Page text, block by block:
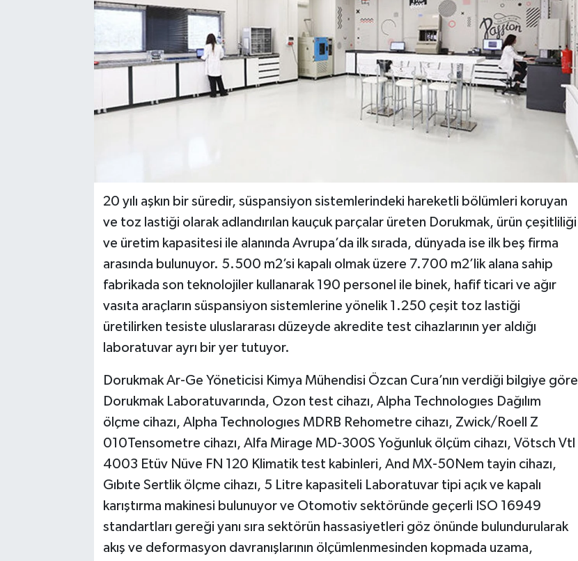
20 yılı aşkın bir süredir, süspansiyon sistemlerindeki hareketli bölümleri koruyan
ve toz lastiği olarak adlandırılan kauçuk parçalar üreten Dorukmak, ürün çeşitliliği
ve üretim kapasitesi ile alanında Avrupa’da ilk sırada, dünyada ise ilk beş firma
arasında bulunuyor. 5.500 m2’si kapalı olmak üzere 7.700 m2’lik alana sahip
fabrikada son teknolojiler kullanarak 190 personel ile binek, hafif ticari ve ağır
vasıta araçların süspansiyon sistemlerine yönelik 1.250 çeşit toz lastiği
üretilirken tesiste uluslararası düzeyde akredite test cihazlarının yer aldığı
laboratuvar ayrı bir yer tutuyor.
Dorukmak Ar-Ge Yöneticisi Kimya Mühendisi Özcan Cura’nın verdiği bilgiye göre
Dorukmak Laboratuvarında, Ozon test cihazı, Alpha Technologıes Dağılım
ölçme cihazı, Alpha Technologıes MDRB Rehometre cihazı, Zwick/Roell Z
010Tensometre cihazı, Alfa Mirage MD-300S Yoğunluk ölçüm cihazı, Vötsch Vtl
4003 Etüv Nüve FN 120 Klimatik test kabinleri, And MX-50Nem tayin cihazı,
Gıbıte Sertlik ölçme cihazı, 5 Litre kapasiteli Laboratuvar tipi açık ve kapalı
karıştırma makinesi bulunuyor ve Otomotiv sektöründe geçerli ISO 16949
standartları gereği yanı sıra sektörün hassasiyetleri göz önünde bulundurularak
akış ve deformasyon davranışlarının ölçümlenmesinden kopmada uzama,